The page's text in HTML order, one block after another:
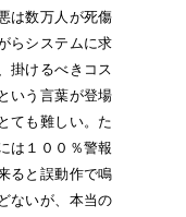
は数万人が死傷
らシステムに求
掛けるべきコス
いう言葉が登場
ても難しい。た
は１００％警報
ると誤動作で鳴
ないが、本当の